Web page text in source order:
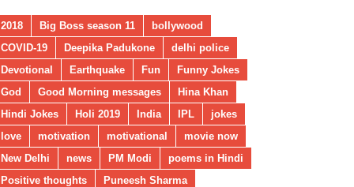
2018 Big Boss season 11
bollywood
COVID-19
Deepika Padukone
delhi police
Devotional
Earthquake Fun
Funny Jokes
God
Good Morning messages
Hina Khan
Hindi Jokes
Holi 2019 India IPL
jokes
love
motivation motivational
movie now
New Delhi
news PM Modi
poems in Hindi
Positive thoughts
Puneesh Sharma